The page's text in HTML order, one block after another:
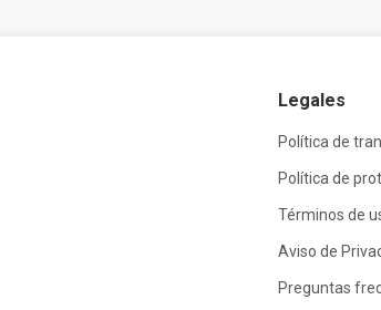
Legales
Política de
Política de
Términos de
Aviso de
Preguntas